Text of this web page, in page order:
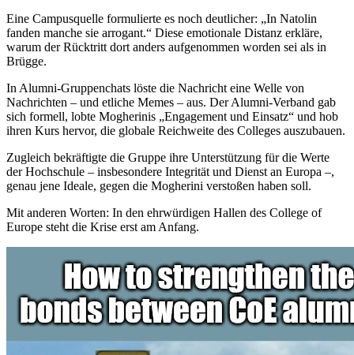
Eine Campusquelle formulierte es noch deutlicher: „In Natolin
fanden manche sie arrogant.“ Diese emotionale Distanz erkläre,
warum der Rücktritt dort anders aufgenommen worden sei als in
Brügge.
In Alumni-Gruppenchats löste die Nachricht eine Welle von
Nachrichten – und etliche Memes – aus. Der Alumni-Verband gab
sich formell, lobte Mogherinis „Engagement und Einsatz“ und hob
ihren Kurs hervor, die globale Reichweite des Colleges auszubauen.
Zugleich bekräftigte die Gruppe ihre Unterstützung für die Werte
der Hochschule – insbesondere Integrität und Dienst an Europa –,
genau jene Ideale, gegen die Mogherini verstoßen haben soll.
Mit anderen Worten: In den ehrwürdigen Hallen des College of
Europe steht die Krise erst am Anfang.